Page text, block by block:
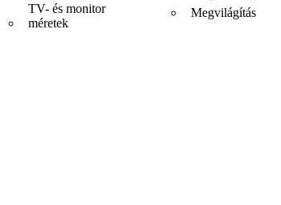
TV- és monitor
méretek
Megvilágítás